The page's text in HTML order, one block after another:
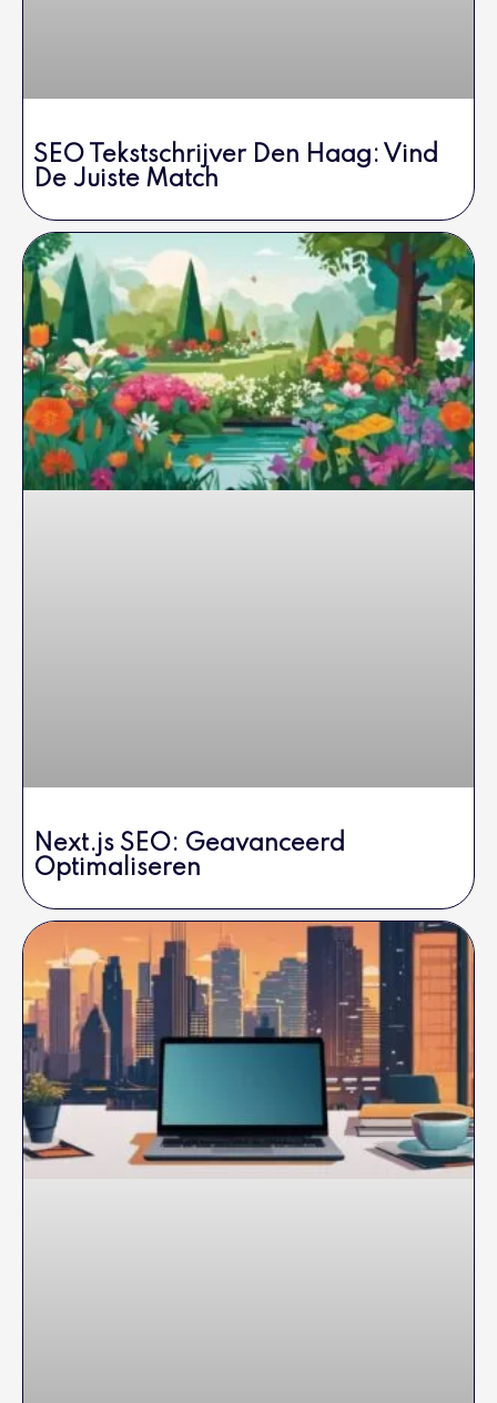
SEO Tekstschrijver Den Haag: Vind
De Juiste Match
Next.js SEO: Geavanceerd
Optimaliseren